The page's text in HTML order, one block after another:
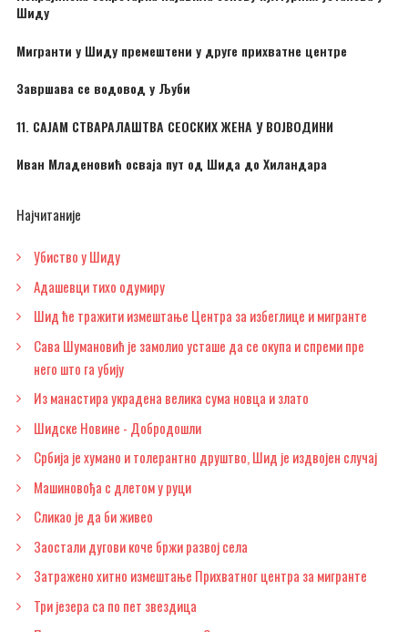
Шиду
Мигранти у Шиду премештени у друге прихватне центре
Завршава се водовод у Љуби
11. САЈАМ СТВАРАЛАШТВА СЕОСКИХ ЖЕНА У ВОЈВОДИНИ
Иван Младеновић осваја пут од Шида до Хиландара
Најчитаније
Убиство у Шиду
Адашевци тихо одумиру
Шид ће тражити измештање Центра за избеглице и мигранте
Сава Шумановић је замолио усташе да се окупа и спреми пре
него што га убију
Из манастира украдена велика сума новца и злато
Шидске Новине - Добродошли
Србија је хумано и толерантно друштво, Шид је издвојен случај
Машиновођа с длетом у руци
Сликао је да би живео
Заостали дугови коче бржи развој села
Затражено хитно измештање Прихватног центра за мигранте
Три језера са по пет звездица